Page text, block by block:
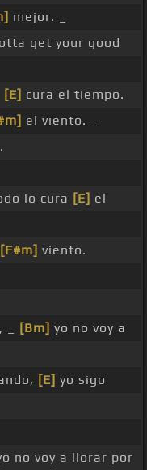
mejor. _
get your good
[E] cura el tiempo.
el viento. _
lo cura [E] el
[F#m] viento.
_ [Bm] yo no voy a
[E] yo sigo
no voy a llorar por